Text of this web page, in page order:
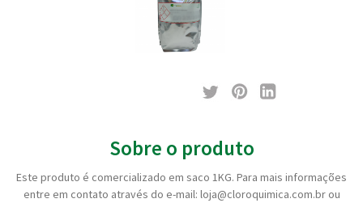
Sobre o produto
Este produto é comercializado em saco 1KG. Para mais informações
entre em contato através do e-mail: loja@cloroquimica.com.br ou